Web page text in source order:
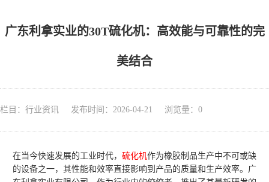
广东利拿实业的30T硫化机：高效能与可靠性的完
美结合
栏目：行业资讯 发布时间：2026-04-21 浏览量： 0
在当今快速发展的工业时代， 硫化机作为橡胶制品生产中不可或缺
的设备之一，其性能和效率直接影响到产品的质量和生产效率。广